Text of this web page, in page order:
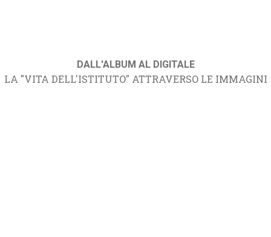
DALL'ALBUM AL DIGITALE
LA "VITA DELL'ISTITUTO" ATTRAVERSO LE IMMAGINI